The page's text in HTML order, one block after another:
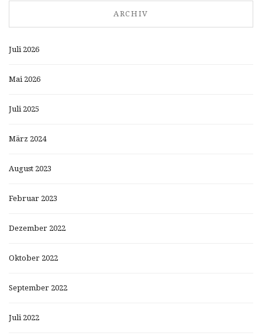
ARCHIV
Juli 2026
Mai 2026
Juli 2025
März 2024
August 2023
Februar 2023
Dezember 2022
Oktober 2022
September 2022
Juli 2022